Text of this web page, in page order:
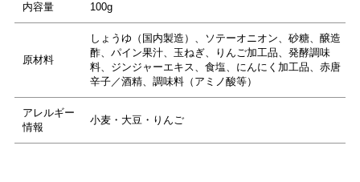
内容量 100g
原材料
しょうゆ（国内製造）、ソテーオニオン、砂糖、醸造
酢、パイン果汁、玉ねぎ、りんご加工品、発酵調味
料、ジンジャーエキス、食塩、にんにく加工品、赤唐
辛子／酒精、調味料（アミノ酸等）
アレルギー
情報
小麦・大豆・りんご